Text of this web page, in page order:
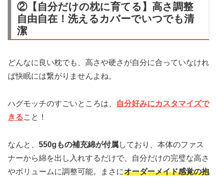
②【自分だけの枕に育てる】高さ調整
自由自在！洗えるカバーでいつでも清
潔
どんなに良い枕でも、高さや硬さが自分に合っていなけれ
ば快眠には繋がりませんよね。
ハグモッチのすごいところは、
自分好みにカスタマイズで
きること！
なんと、 550gもの補充綿が付属しており、本体のファス
ナーから綿を出し入れするだけで、自分だけの完璧な高さ
やボリュームに調整可能。まさにオーダーメイド感覚の抱